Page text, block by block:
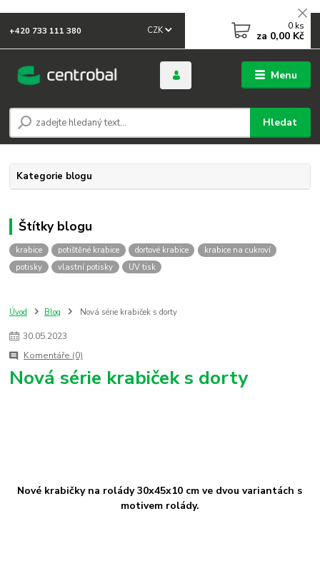
Menu
CZK
Hledat
+420 733 111 380 0 ks
za 0,00 Kč
Kategorie blogu
Štítky blogu
krabice potištěné krabice dortové krabice
krabice na cukroví
potisky
vlastní potisky UV tisk
Úvod Blog Nová série krabiček s dorty
30.05.2023
Komentáře (0)
Nová série krabiček s dorty
Nové krabičky na rolády 30x45x10 cm ve dvou variantách s
motivem rolády.